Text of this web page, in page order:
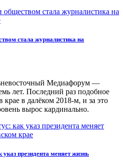
стала журналистика на
Медиафорум —
лет. Последний раз подобное
в далёком 2018-м, и за это
вырос кардинально.
президента меняет жизнь